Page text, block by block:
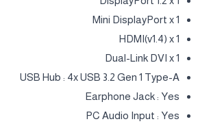
Mini DisplayPort x 1
HDMI(v1.4) x 1
Dual-Link DVI x 1
USB Hub : 4x USB 3.2 Gen 1 Type-A
Earphone Jack : Yes
PC Audio Input : Yes